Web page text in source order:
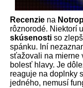
Recenzie na
rôznorodé. Niektorí
skúsenosti so
spánku. Iní
sťažovali na mierne
bolesť hlavy. Je
reaguje na doplnky
jedného, nemusí